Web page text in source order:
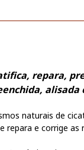
repara,
alisada
naturais de
e corrige as